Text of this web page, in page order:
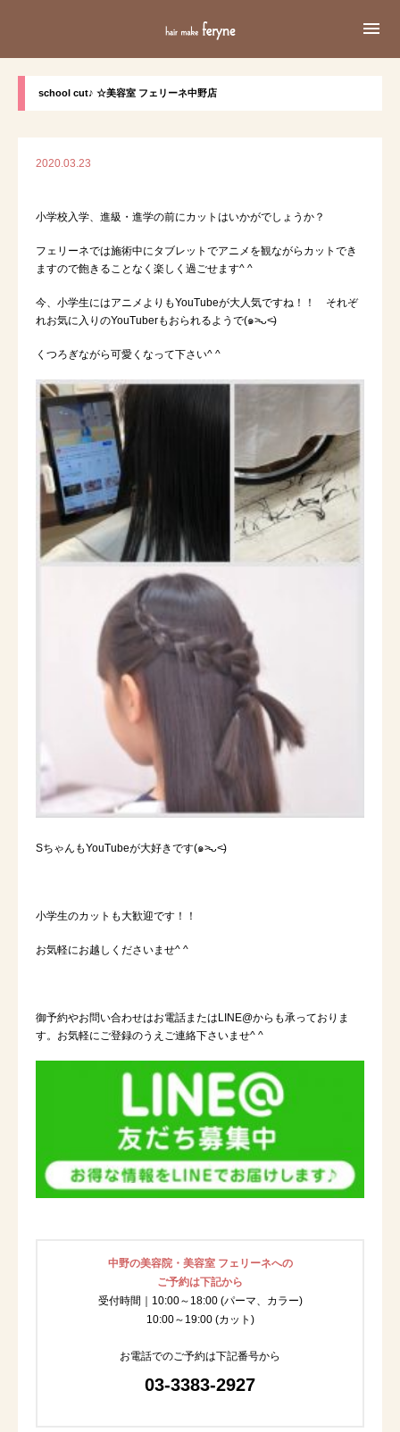

school cut♪ ☆美容室 フェリーネ中野店
2020.03.23
小学校入学、進級・進学の前にカットはいかがでしょうか？
フェリーネでは施術中にタブレットでアニメを観ながらカットでき
ますので飽きることなく楽しく過ごせます^ ^
今、小学生にはアニメよりもYouTubeが大人気ですね！！ それぞ
れお気に入りのYouTuberもおられるようで(๑˃̵ᴗ˂̵)
くつろぎながら可愛くなって下さい^ ^
SちゃんもYouTubeが大好きです(๑˃̵ᴗ˂̵)
小学生のカットも大歓迎です！！
お気軽にお越しくださいませ^ ^
御予約やお問い合わせはお電話またはLINE@からも承っておりま
す。お気軽にご登録のうえご連絡下さいませ^ ^
中野の美容院・美容室 フェリーネへの
ご予約は下記から
受付時間｜10:00～18:00 (パーマ、カラー)
10:00～19:00 (カット)
お電話でのご予約は下記番号から
03-3383-2927